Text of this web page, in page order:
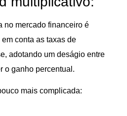
no mercado financeiro é
conta as taxas de
adotando um deságio entre
o ganho percentual.
mais complicada: